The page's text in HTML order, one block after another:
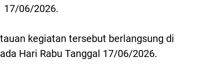
17/06/2026.
kegiatan tersebut berlangsung di
Hari Rabu Tanggal 17/06/2026.